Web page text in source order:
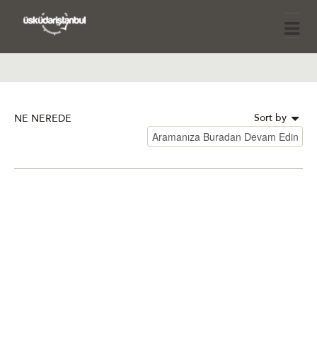
NE NEREDE Sort by